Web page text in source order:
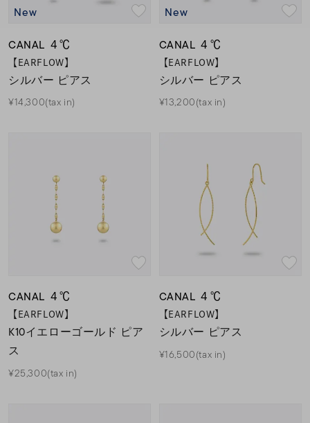
New
CANAL ４℃
【EARFLOW】
シルバー ピアス
¥14,300(tax in)
New
CANAL ４℃
【EARFLOW】
シルバー ピアス
¥13,200(tax in)
CANAL ４℃
【EARFLOW】
K10イエローゴールド ピア
ス
¥25,300(tax in)
CANAL ４℃
【EARFLOW】
シルバー ピアス
¥16,500(tax in)